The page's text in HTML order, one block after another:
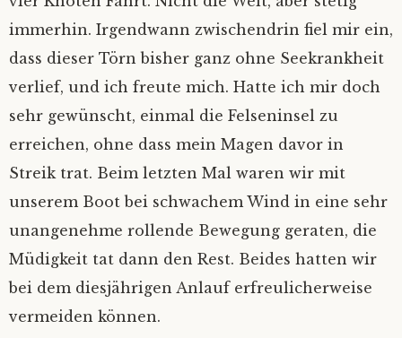
immerhin. Irgendwann zwischendrin fiel mir ein,
dass dieser Törn bisher ganz ohne Seekrankheit
verlief, und ich freute mich. Hatte ich mir doch
sehr gewünscht, einmal die Felseninsel zu
erreichen, ohne dass mein Magen davor in
Streik trat. Beim letzten Mal waren wir mit
unserem Boot bei schwachem Wind in eine sehr
unangenehme rollende Bewegung geraten, die
Müdigkeit tat dann den Rest. Beides hatten wir
bei dem diesjährigen Anlauf erfreulicherweise
vermeiden können.